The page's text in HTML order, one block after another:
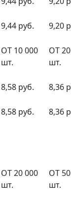
9,44 руб.
9,20
ОТ 10 000
шт.
ОТ
шт.
8,58 руб. 8,36
8,58 руб.
8,36
ОТ 20 000
шт.
ОТ
шт.